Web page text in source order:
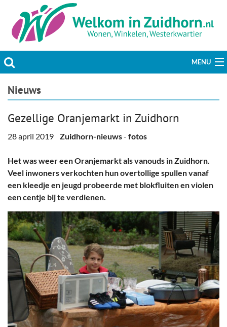
MENU
Actueel
Welzijn & Maatschappij
Bedrijven
Prikbord & Aanbiedingen
Nieuws
Gezellige Oranjemarkt in Zuidhorn
28 april 2019 Zuidhorn-nieuws- fotos
Het was weer een Oranjemarkt als vanouds in Zuidhorn.
Veel inwoners verkochten hun overtollige spullen vanaf
een kleedje en jeugd probeerde met blokfluiten en violen
een centje bij te verdienen.